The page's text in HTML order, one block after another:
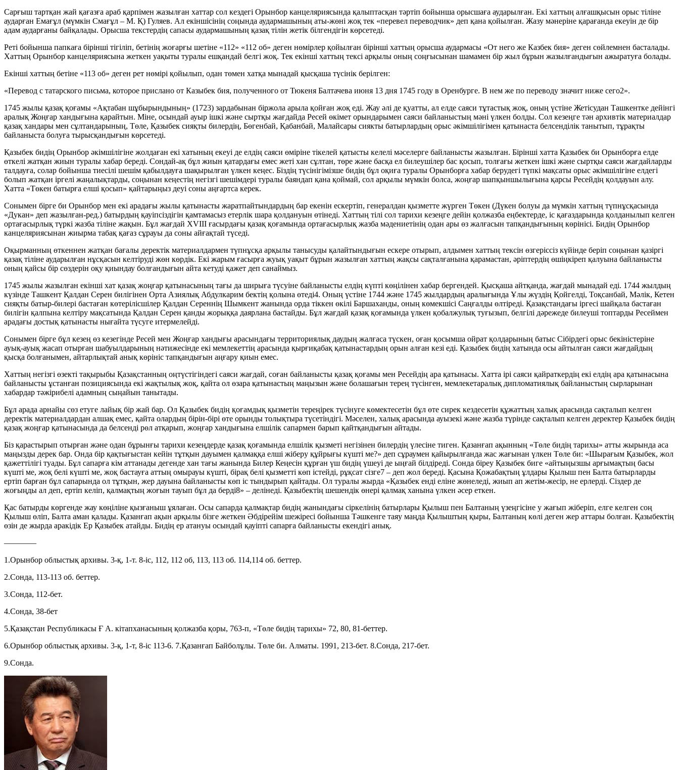
Сарғыш тартқан жай қағазға араб қарпімен жазылған хаттар сол кездегі Орынбор канцеляриясында қалыптасқан тәртіп бойынша орысшаға аударылған. Екі хаттың алғашқысын орыс тіліне
аударған Емағұл (мүмкін Смағұл – М. Қ) Гуляев. Ал екіншісінің соңында аудармашының аты-жөні жоқ тек «перевел переводчик» деп қана қойылған. Жазу мәнеріне қарағанда екеуін де бір
адам аударғаны байқалады. Орысша текстердің сапасы аудармашының қазақ тілін жетік білгендігін көрсетеді.
Реті бойынша папкаға бірінші тігіліп, бетінің жоғарғы шетіне «112» «112 об» деген нөмірлер қойылған бірінші хаттың орысша аудармасы «От него же Казбек бия» деген сөйлемнен басталады.
Хаттың Орынбор канцеляриясына жеткен уақыты туралы ешқандай белгі жоқ. Тек екінші хаттың тексі арқылы оның соңғысынан шамамен бір жыл бұрын жазылғандығын ажыратуға болады.
Екінші хаттың бетіне «113 об» деген рет нөмірі қойылып, одан төмен хатқа мынадай қысқаша түсінік берілген:
«Перевод с татарского письма, которое прислано от Казыбек бия, полученного от Тюкеня Балтачева июня 13 дня 1745 году в Оренбурге. В нем же по переводу значит ниже сего2».
1745 жылы қазақ қоғамы «Ақтабан шұбырындының» (1723) зардабынан біржола арыла қойған жоқ еді. Жау әлі де қуатты, ал елде саяси тұтастық жоқ, оның үстіне Жетісудан Ташкентке дейінгі
аралық Жоңғар хандығына қарайтын. Міне, осындай ауыр ішкі және сыртқы жағдайда Ресей өкімет орындарымен саяси байланыстың мәні үлкен болды. Сол кезеңге тән архивтік материалдар
қазақ хандары мен сұлтандарының, Төле, Қазыбек сияқты билердің, Бөгенбай, Қабанбай, Малайсары сиякты батырлардың орыс әкімшілігімен қатынаста белсенділік танытып, тұрақты
байланыста болуға тырысқандығын көрсетеді.
Қазыбек бидің Орынбор әкімшілігіне жолдаған екі хатының екеуі де елдің саяси өміріне тікелей қатысты келелі мәселерге байланысты жазылған. Бірінші хатта Қазыбек би Орынборға елде
өткелі жатқан жиын туралы хабар береді. Сондай-ақ бұл жиын қатардағы емес жеті хан сұлтан, төре және басқа ел билеушілер бас қосып, толғағы жеткен ішкі және сыртқы саяси жағдайларды
талдауға, солар бойынша тиесілі шешім қабылдауға шақырылған үлкен кеңес. Біздің түсінігімізше бидің бұл оқиға туралы Орынборға хабар берудегі түпкі мақсаты орыс әкімшілігіне елдегі
болып жатқан іргелі жаңалықтарды, соңынан кеңестің негізгі шешімдері туралы баяндап қана қоймай, сол арқылы мүмкін болса, жоңғар шапқыншылығына қарсы Ресейдің қолдауын алу.
Хатта «Төкен батырға елші қосып» қайтарыңыз деуі соны аңғартса керек.
Сонымен бірге би Орынбор мен екі арадағы жылы қатынасты жаратпайтындардың бар екенін ескертіп, генералдан қызметте жүрген Төкен (Дүкен болуы да мүмкін хаттың түпнұсқасында
«Дукан» деп жазылған-ред.) батырдың қауіпсіздігін қамтамасыз етерлік шара қолдануын өтінеді. Хаттың тілі сол тарихи кезеңге дейін қолжазба еңбектерде, іс қағаздарында қолданылып келген
ортағасырлық түркі жазба тіліне жақын. Бұл жағдай XVIIІ ғасырдағы қазақ қоғамында ортағасырлық жазба мәдениетінің одан ары өз жалғасын тапқандығының көрінісі. Бидің Орынбор
канцеляриясынан жиырма табақ қағаз сұрауы да соны айғақтай түседі.
Оқырманның өткеннен жатқан бағалы деректік материалдармен түпнұсқа арқылы танысуды қалайтындығын ескере отырып, алдымен хаттың тексін өзгеріссіз күйінде беріп соңынан қазіргі
қазақ тіліне аударылған нұсқасын келтіруді жөн көрдік. Екі жарым ғасырға жуық уақыт бұрын жазылған хаттың жақсы сақталғанына қарамастан, әріптердің өшіңкіреп қалуына байланысты
оның қайсы бір сөздерін оқу қиындау болғандығын айта кетуді қажет деп санаймыз.
1745 жылы жазылған екінші хат қазақ жоңғар қатынасының тағы да ширыға түсуіне байланысты елдің күпті көңілінен хабар бергендей. Қысқаша айтқанда, жағдай мынадай еді. 1744 жылдың
күзінде Ташкент Қалдан Серен билігінен Орта Азиялық Абдулкарим бектің қолына өтеді4. Оның үстіне 1744 және 1745 жылдардың аралығында Ұлы жүздің Қойгелді, Тоқсанбай, Мәлік, Кетен
сияқты батыр-билері бастаған көтерілісшілер Қалдан Сереннің Шымкент жанында орда тіккен өкілі Баршаханды, оның көмекшісі Саңғалды өлтіреді. Қазақстандағы іргесі шайқала бастаған
билігін қалпына келтіру мақсатында Қалдан Серен қанды жорыққа даярлана бастайды. Бұл жағдай қазақ қоғамында үлкен қобалжулық туғызып, белгілі дәрежеде билеуші топтарды Ресеймен
арадағы достық қатынасты нығайта түсуге итермелейді.
Сонымен бірге бұл кезең өз кезегінде Ресей мен Жоңғар хандығы арасындағы территориялық даудың жалғаса түскен, оған қосымша ойрат қолдарының батыс Сібірдегі орыс бекіністеріне
ауық-ауық жасап отырған шабуылдарының нәтижесінде екі мемлекеттің арасында қырғиқабақ қатынастардың орын алған кезі еді. Қазыбек бидің хатында осы айтылған саяси жағдайдың
қысқа болғанымен, айтарлықтай анық көрініс тапқандығын аңғару қиын емес.
Хаттың негізгі өзекті тақырыбы Қазақстанның оңтүстігіндегі саяси жағдай, соған байланысты қазақ қоғамы мен Ресейдің ара қатынасы. Хатта ірі саяси қайраткердің екі елдің ара қатынасына
байланысты ұстанған позициясында екі жақтылық жоқ, қайта ол өзара қатынастың маңызын және болашағын терең түсінген, мемлекетаралық дипломатиялық байланыстың сырларынан
хабардар тәжірибелі адамның сыңайын танытады.
Бұл арада арнайы сөз етуге лайық бір жай бар. Ол Қазыбек бидің қоғамдық қызметін тереңірек түсінуге көмектесетін бұл өте сирек кездесетін құжаттың халық арасында сақталып келген
деректік материалдардан алшақ емес, қайта олардың бірін-бірі өте орынды толықтыра түсетіндігі. Мәселен, халық арасында ауызекі және жазба түрінде сақталып келген деректер Қазыбек бидің
қазақ жоңғар қатынасында да белсенді рөл атқарып, жоңғар хандығына елшілік сапармен барып қайтқандығын айтады.
Біз қарастырып отырған және одан бұрынғы тарихи кезеңдерде қазақ қоғамында елшілік қызметі негізінен билердің үлесіне тиген. Қазанғап ақынның «Төле бидің тарихы» атты жырында аса
маңызды дерек бар. Онда бір қақтығыстан кейін тұтқын дауымен қалмаққа елші жіберу құйрығы күшті ме?» деп сұраумен қайырылғанда жас жағынан үлкен Төле би: «Шырағым Қазыбек, жол
қажеттілігі туады. Бұл сапарға кім аттанады дегенде хан тағы жанында Билер Кеңесін құрған үш бидің үшеуі де ыңғай білдіреді. Сонда біреу Қазыбек биге «айтыңызшы арғымақтың басы
күшті ме, жоқ белі күшті ме, жоқ бастауға аттың омырауы күшті, бірақ белі қызметті көп істейді, рұқсат сізге7 – деп жол береді. Қасына Қожабақтың ұлдары Қылыш пен Балта батырларды
ертіп барған бұл сапарында ол тұтқын, жер дауына байланысты көп іс тындырып қайтады. Ол туралы жырда «Қазыбек енді еліне жөнеледі, жиып ап жетім-жесір, не ерлерді. Сіздер де
жоғыңды ал деп, ертіп келіп, қалмақтың жоғын тауып бұл да берді8» – делінеді. Қазыбектің шешендік өнері қалмақ ханына үлкен әсер еткен.
Қас батырды көргенде жау көңіліне қызғаныш ұялаған. Осы сапарда қалмақтар бидің жанындағы сіркелінің батырлары Қылыш пен Балтаның үзеңгісіне у жағып жіберіп, елге келген соң
Қылыш өліп, Балта аман қалады. Қазанғап ақын арқылы бізге жеткен Әбдірейім шежіресі бойынша Тәшкенге таяу маңда Қылыштың қыры, Балтаның көлі деген жер аттары болған. Қазыбектің
өзін де жырда аракідік Ер Қазыбек атайды. Бидің ер атануы осындай қауіпті сапарға байланысты екендігі анық.
————
1.Орынбор облыстық архивы. 3-қ, 1-т. 8-іс, 112, 112 об, 113, 113 об. 114,114 об. беттер.
2.Сонда, 113-113 об. беттер.
3.Сонда, 112-бет.
4.Сонда, 38-бет
5.Қазақстан Республикасы Ғ А. кітапханасының қолжазба қоры, 763-п, «Төле бидің тарихы» 72, 80, 81-беттер.
6.Орынбор облыстық архивы. 3-қ, 1-т, 8-іс 113-6. 7.Қазанғап Байболұлы. Төле би. Алматы. 1991, 213-бет. 8.Сонда, 217-бет.
9.Сонда.